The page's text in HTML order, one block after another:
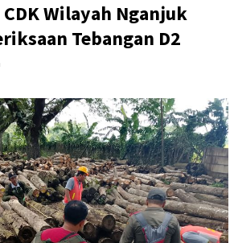
Wilayah Nganjuk
Tebangan D2